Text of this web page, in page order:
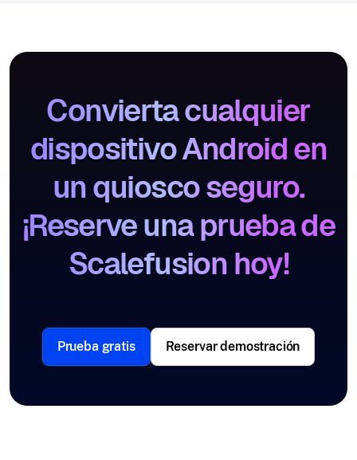
Convierta cualquier
dispositivo Android en
un quiosco seguro.
¡Reserve una prueba de
Scalefusion hoy!
Prueba gratis Reservar demostración